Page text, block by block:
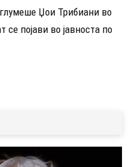
Џои Трибиани во
се појави во јавноста по